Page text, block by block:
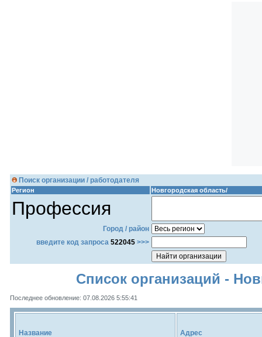
Поиск организации / работодателя
Регион Новгородская область/
Профессия
Город / район
введите код запроса 522045 >>>
Список организаций -
Последнее обновление: 07.08.2026 5:55:41
Название Адрес